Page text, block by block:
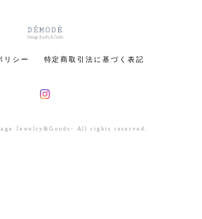
リシー 特定商取引法に基づく表記
Jewelry&Goods- All rights reserved.